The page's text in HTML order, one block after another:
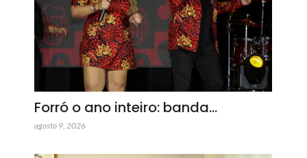
Forró o ano inteiro: banda…
agosto 9, 2026